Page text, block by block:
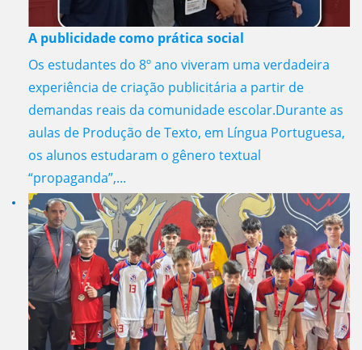
A publicidade como prática social
Os estudantes do 8º ano viveram uma verdadeira
experiência de criação publicitária a partir de
demandas reais da comunidade escolar.Durante as
aulas de Produção de Texto, em Língua Portuguesa,
os alunos estudaram o gênero textual
“propaganda”,...